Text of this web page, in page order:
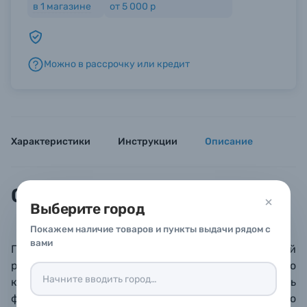
Выберите город
Покажем наличие товаров и пункты выдачи рядом с
вами
Б/У фототехника (Комиссионные товары)
в 1 магазине
от 5 000 р
Можно в рассрочку или кредит
Характеристики Инструкции Описание
Описание
Премиальный традиционный фотоальбом ручной
работы с обложкой, выполненной из одного целого
куска натуральной кожи. Позволяет размещать
фотографии любого формата и свободно